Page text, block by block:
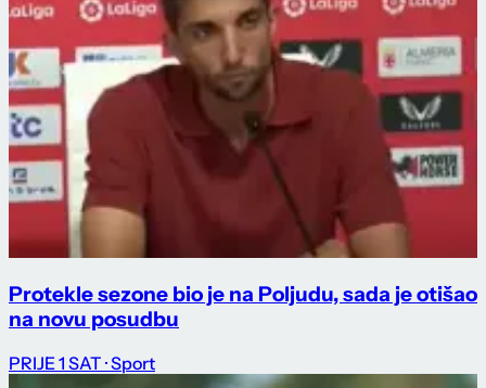
Protekle sezone bio je na Poljudu, sada je otišao
na novu posudbu
PRIJE 1 SAT · Sport